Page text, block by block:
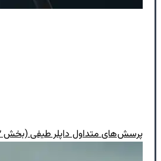
پرسش‌های متداول داپلر طیفی (بخش ۲)